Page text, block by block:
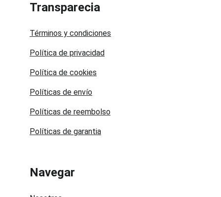
Transparecia
Política de privacidad
Políticas de envío
Navegar
Política de cookies
Políticas de reembolso
Términos y condiciones
Políticas de garantia